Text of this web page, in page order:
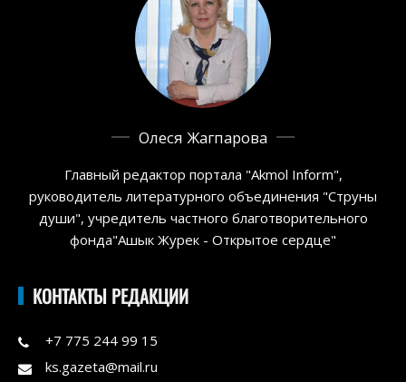
Олеся Жагпарова
Главный редактор портала "Akmol Inform",
руководитель литературного объединения "Струны
души", учредитель частного благотворительного
фонда"Ашык Журек - Открытое сердце"
КОНТАКТЫ РЕДАКЦИИ
+7 775 244 99 15
ks.gazeta@mail.ru